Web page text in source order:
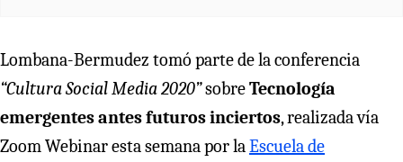
Lombana-Bermudez tomó parte de la conferencia
“Cultura Social Media 2020”sobreTecnología
emergentes antes futuros inciertos, realizada vía
Zoom Webinar esta semana por laEscuela de